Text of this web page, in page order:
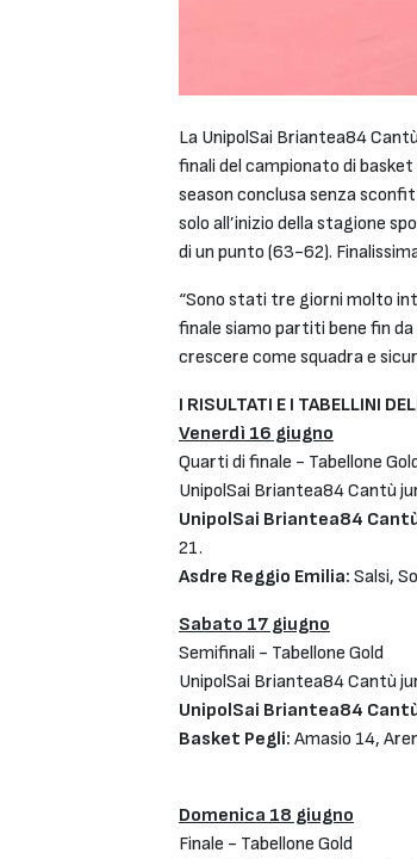
La UnipolSai Briantea84
finali del campionato di
season conclusa senza
solo all’inizio della stagione
di un punto (63-62).
“Sono stati tre giorni molto
finale siamo partiti bene fin
crescere come squadra e
I RISULTATI E I TABELLINI
Venerdì 16 giugno
Quarti di finale - Tabellone
UnipolSai Briantea84 Cantù
UnipolSai Briantea84
21.
Asdre Reggio Emilia: Salsi,
Sabato 17 giugno
Semifinali - Tabellone Gold
UnipolSai Briantea84 Cantù
UnipolSai Briantea84
Basket Pegli: Amasio 14,
Domenica 18 giugno
Finale - Tabellone Gold